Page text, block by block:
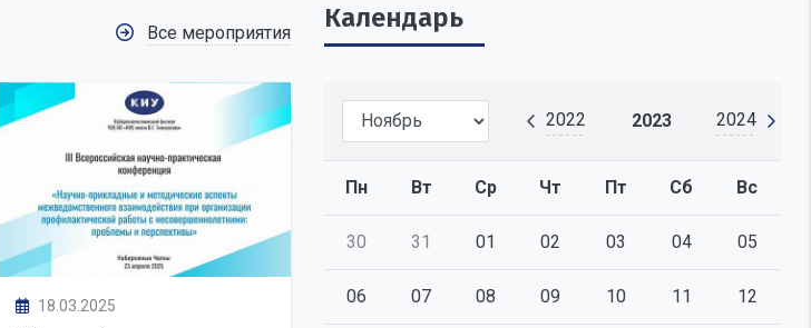
Все мероприятия
18.03.2025
Календарь
2022 2023 2024
Пн Вт Ср Чт Пт Сб Вс
30 31 01 02 03 04 05
06 07 08 09 10 11 12